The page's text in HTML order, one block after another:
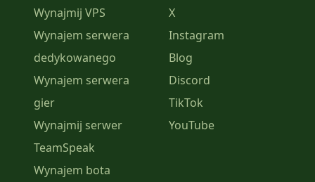
Wynajmij VPS
Wynajem serwera
dedykowanego
Wynajem serwera
gier
Wynajmij serwer
TeamSpeak
Wynajem bota
X
Instagram
Blog
Discord
TikTok
YouTube